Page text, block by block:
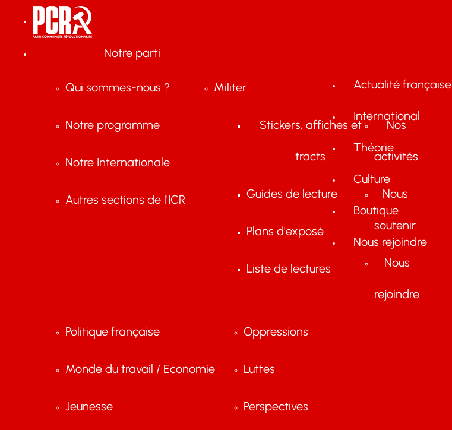
Notre parti
Qui sommes-nous ?
Notre programme
Notre Internationale
Autres sections de l'ICR
Militer
Stickers, affiches et
tracts
Guides de lecture
Plans d'exposé
Liste de lectures
Nos
activités
Nous
soutenir
Nous
rejoindre
Actualité française
Politique française
Monde du travail / Economie
Jeunesse
Oppressions
Luttes
Perspectives
International
Théorie
Culture
Boutique
Nous rejoindre